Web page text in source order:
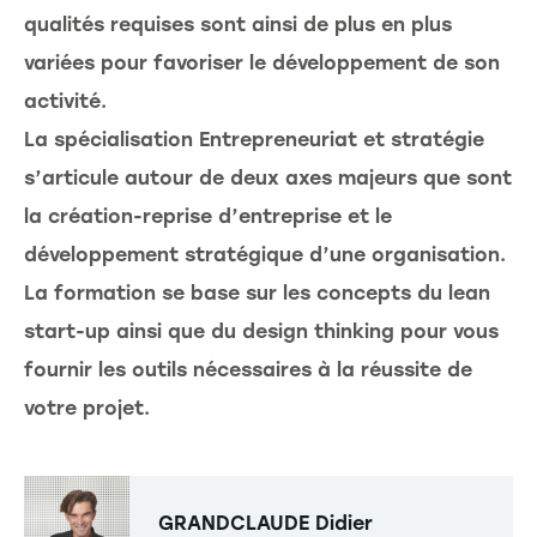
qualités requises sont ainsi de plus en plus
variées pour favoriser le développement de son
activité.
La spécialisation Entrepreneuriat et stratégie
s’articule autour de deux axes majeurs que sont
la création-reprise d’entreprise et le
développement stratégique d’une organisation.
La formation se base sur les concepts du lean
start-up ainsi que du design thinking pour vous
fournir les outils nécessaires à la réussite de
votre projet.
GRANDCLAUDE Didier